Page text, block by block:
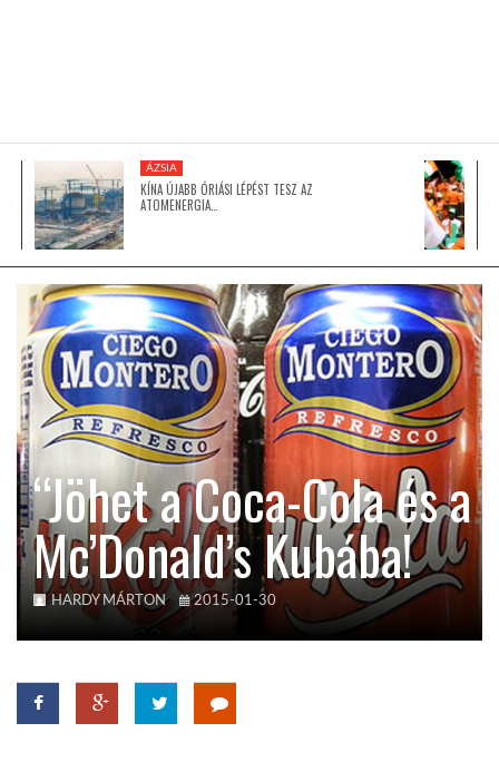
GLOBOTV BP
HÍR3D
TROPICALMAGAZIN
AFRIKA TUDÁSTÁR
A NAP SZÉPE
ÁZSIA
KÍNA ÚJABB ÓRIÁSI LÉPÉST TESZ AZ
ATOMENERGIA…
“Jöhet a Coca-Cola és a
Mc’Donald’s Kubába!
HARDY MÁRTON 2015-01-30